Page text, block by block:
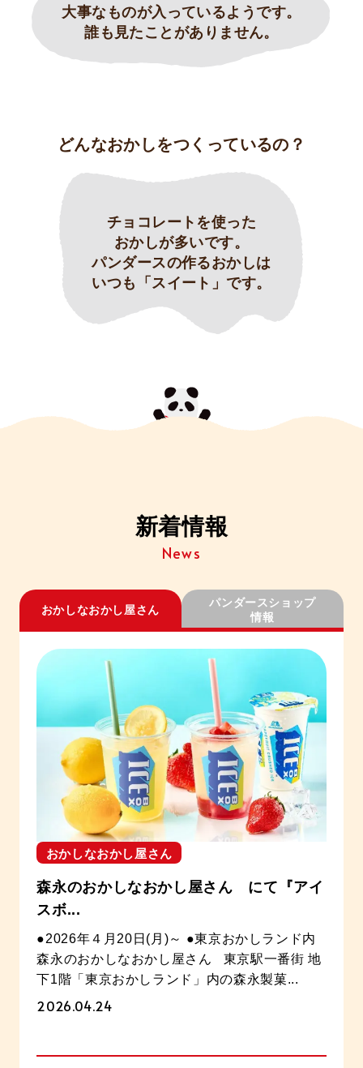
大事なものが入っているようです。
誰も見たことがありません。
どんなおかしをつくっているの？
チョコレートを使った
おかしが多いです。
パンダースの作るおかしは
いつも「スイート」です。
新着情報
News
おかしなおかし屋さん
パンダースショップ
情報
おかしなおかし屋さん
森永のおかしなおかし屋さん にて『アイ
スボ...
●2026年４月20日(月)～ ●東京おかしランド内
森永のおかしなおかし屋さん 東京駅一番街 地
下1階「東京おかしランド」内の森永製菓...
2026.04.24